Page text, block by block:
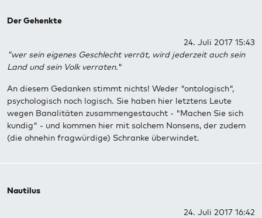
Der Gehenkte
24. Juli 2017 15:43
"wer sein eigenes Geschlecht verrät, wird jederzeit auch sein
Land und sein Volk verraten."
An diesem Gedanken stimmt nichts! Weder "ontologisch",
psychologisch noch logisch. Sie haben hier letztens Leute
wegen Banalitäten zusammengestaucht - "Machen Sie sich
kundig" - und kommen hier mit solchem Nonsens, der zudem
(die ohnehin fragwürdige) Schranke überwindet.
Nautilus
24. Juli 2017 16:42